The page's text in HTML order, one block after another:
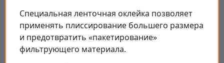
Специальная ленточная оклейка позволяет
применять плиссирование большего размера
и предотвратить «пакетирование»
фильтрующего материала.